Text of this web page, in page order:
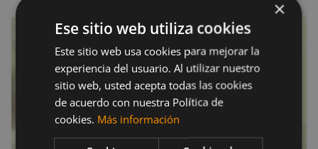
×
Ese sitio web utiliza cookies
Este sitio web usa cookies para mejorar la
experiencia del usuario. Al utilizar nuestro
sitio web, usted acepta todas las cookies
de acuerdo con nuestra Política de
cookies. Más información